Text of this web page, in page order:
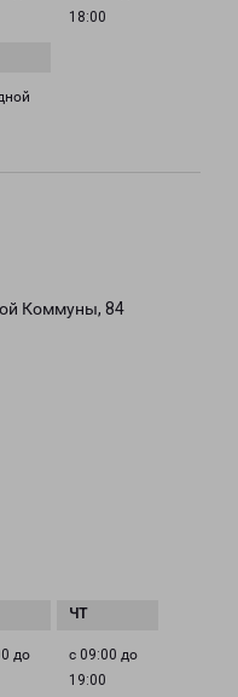
18:00
Коммуны, 84
до
с 09:00 до
19:00